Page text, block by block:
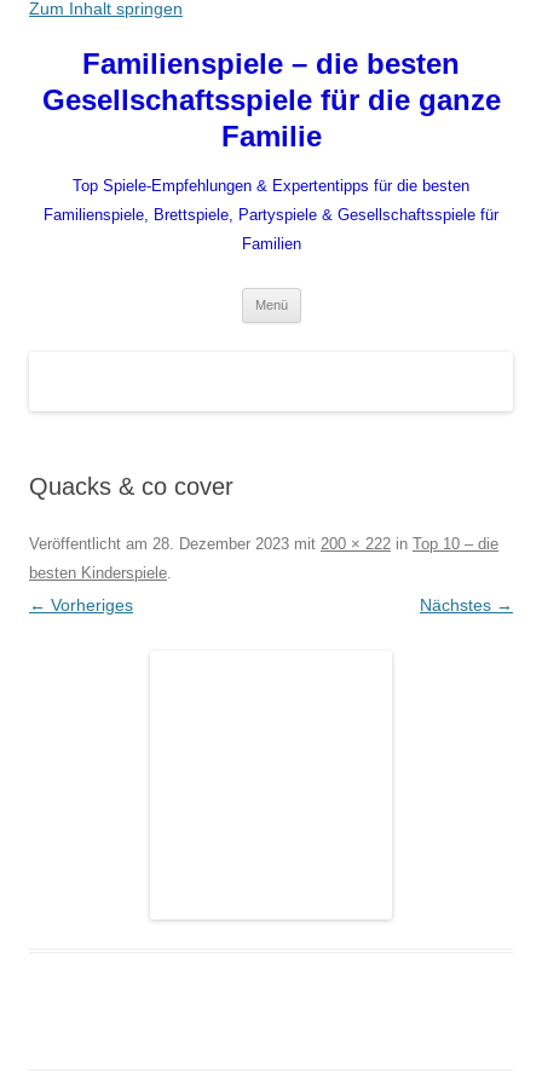
Zum Inhalt springen
Familienspiele – die besten
Gesellschaftsspiele für die ganze
Familie
Top Spiele-Empfehlungen & Expertentipps für die besten
Familienspiele, Brettspiele, Partyspiele & Gesellschaftsspiele für
Familien
Menü
Quacks & co cover
Veröffentlicht am 28. Dezember 2023 mit 200 × 222 in Top 10 – die
besten Kinderspiele.
← Vorheriges Nächstes →